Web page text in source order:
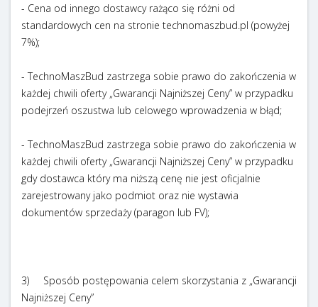
- Cena od innego dostawcy rażąco się różni od
standardowych cen na stronie technomaszbud.pl (powyżej
7%);
- TechnoMaszBud zastrzega sobie prawo do zakończenia w
każdej chwili oferty „Gwarancji Najniższej Ceny” w przypadku
podejrzeń oszustwa lub celowego wprowadzenia w błąd;
- TechnoMaszBud zastrzega sobie prawo do zakończenia w
każdej chwili oferty „Gwarancji Najniższej Ceny” w przypadku
gdy dostawca który ma niższą cenę nie jest oficjalnie
zarejestrowany jako podmiot oraz nie wystawia
dokumentów sprzedaży (paragon lub FV);
3) Sposób postępowania celem skorzystania z „Gwarancji
Najniższej Ceny”